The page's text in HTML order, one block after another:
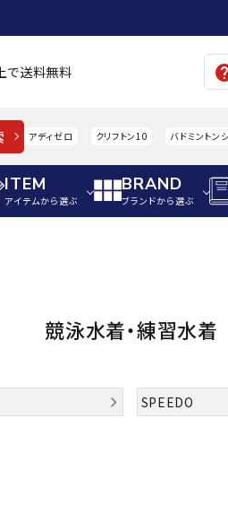
で送料無料
アディゼロ クリフトン10 バドミントン
セサリー
ア
ジュニアサッカースパイク
シューズアクセサリー
ITEM
アイテムから選ぶ
ャケット・アウター
ジャケッ
BRAND
ブランドから選ぶ
adidas
競泳水着・練習水着
SPEEDO